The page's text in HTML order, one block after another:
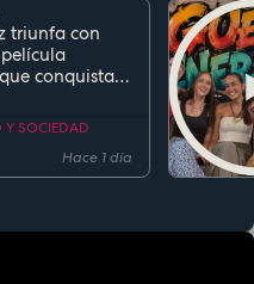
triunfa con
conquista
Y SOCIEDAD
Hace 1 día